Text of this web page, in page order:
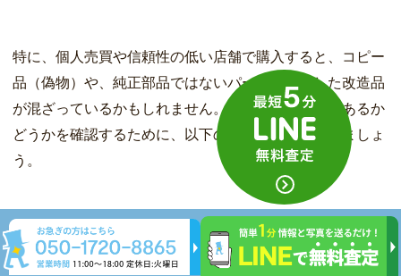
特に、個人売買や信頼性の低い店舗で購入すると、コピー
品（偽物）や、純正部品ではないパーツを使用した改造品
が混ざっているかもしれません。そのため、本物であるか
どうかを確認するために、以下の点を確認しておきましょ
う。
シリアルナンバー
保証書の有無